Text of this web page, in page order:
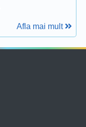
Afla mai mult